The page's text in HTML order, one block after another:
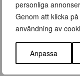
personliga
Genom att klicka
användning av
Anpassa
Vår (23
Vardagar
Lördag
Söndag/